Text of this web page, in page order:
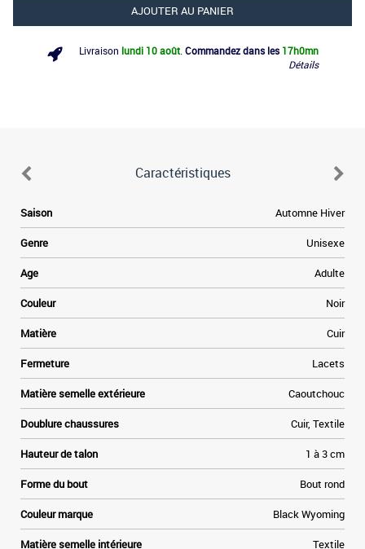
AJOUTER AU PANIER
Livraison lundi 10 août. Commandez dans les 17h0mn
Détails
Caractéristiques
Saison Automne Hiver
Genre Unisexe
Age Adulte
Couleur Noir
Matière Cuir
Fermeture Lacets
Matière semelle extérieure Caoutchouc
Doublure chaussures Cuir, Textile
Hauteur de talon 1 à 3 cm
Forme du bout Bout rond
Couleur marque Black Wyoming
Matière semelle intérieure Textile